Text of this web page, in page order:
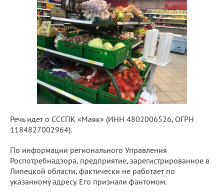
Речь идет о СССПК «Маяк» (ИНН 4802006526, ОГРН
1184827002964).
По информации регионального Управления
Роспотребнадзора, предприятие, зарегистрированное в
Липецкой области, фактически не работает по
указанному адресу. Его признали фантомом.